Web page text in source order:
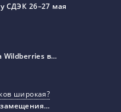
СДЭК 26–27 мая
Wildberries в…
широкая?